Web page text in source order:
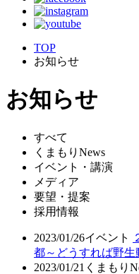
TOP
お知らせ
お知らせ
すべて
くまもりNews
イベント・講演
メディア
要望・提案
採用情報
2023/01/26イベント
都～どうすれば野生
2023/01/21 くまもり